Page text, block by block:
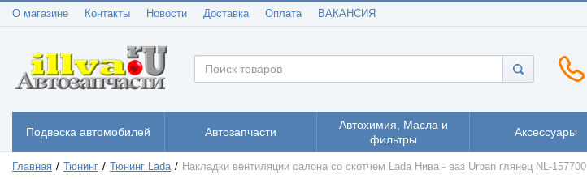
О магазине Контакты Новости Доставка Оплата ВАКАНСИЯ
Подвеска автомобилей Автозапчасти
Автохимия, Масла и
фильтры
Аксессуары
Главная Тюнинг Тюнинг Lada Накладки вентиляции салона со скотчем Lada Нива - ваз Urban глянец NL-157700